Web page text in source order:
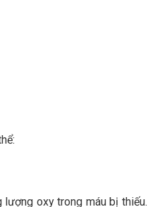
lượng oxy trong máu bị thiếu.